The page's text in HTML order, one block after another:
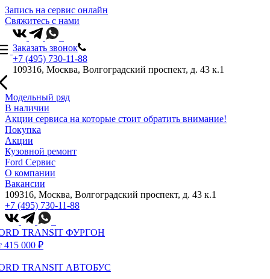
Запись на сервис онлайн
Свяжитесь с нами
Заказать звонок
+7 (495) 730-11-88
109316, Москва, Волгоградский проспект, д. 43 к.1
Модельный ряд
В наличии
Акции сервиса на которые стоит обратить внимание!
Покупка
Акции
Кузовной ремонт
Ford Сервис
О компании
Вакансии
109316, Москва, Волгоградский проспект, д. 43 к.1
+7 (495) 730-11-88
TRANSIT ФУРГОН
415 000 ₽
TRANSIT АВТОБУС